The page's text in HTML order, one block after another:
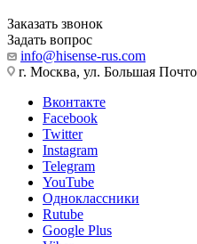
Заказать звонок
Задать вопрос
info@hisense-rus.com
г. Москва, ул. Большая
Вконтакте
Facebook
Twitter
Instagram
Telegram
YouTube
Одноклассники
Rutube
Google Plus